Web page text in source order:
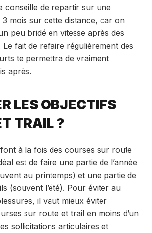
conseille de repartir sur une
mois sur cette distance, car on
peu bridé en vitesse après des
Le fait de refaire régulièrement des
te permettra de vraiment
après.
LES OBJECTIFS
TRAIL ?
à la fois des courses sur route
est de faire une partie de l’année
au printemps) et une partie de
(souvent l’été). Pour éviter au
il vaut mieux éviter
sur route et trail en moins d’un
sollicitations articulaires et